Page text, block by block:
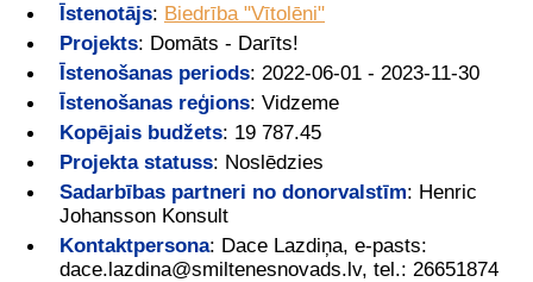
Īstenotājs: Biedrība "Vītolēni"
Projekts: Domāts - Darīts!
Īstenošanas periods: 2022-06-01 - 2023-11-30
Īstenošanas reģions: Vidzeme
Kopējais budžets: 19 787.45
Projekta statuss: Noslēdzies
Sadarbības partneri no donorvalstīm: Henric
Johansson Konsult
Kontaktpersona: Dace Lazdiņa, e-pasts:
dace.lazdina@smiltenesnovads.lv, tel.: 26651874